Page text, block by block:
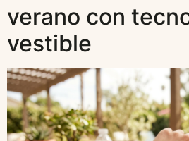
verano con
vestible